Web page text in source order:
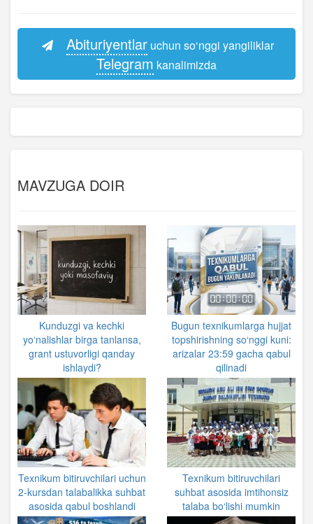
Abituriyentlaruchun so‘nggi yangiliklar
Telegram kanalimizda
MAVZUGA DOIR
Kunduzgi va kechki
yo‘nalishlar birga tanlansa,
grant ustuvorligi qanday
ishlaydi?
Bugun texnikumlarga hujjat
topshirishning so‘nggi kuni:
arizalar 23:59 gacha qabul
qilinadi
Texnikum bitiruvchilari uchun
2-kursdan talabalikka suhbat
asosida qabul boshlandi
Texnikum bitiruvchilari
suhbat asosida imtihonsiz
talaba bo‘lishi mumkin